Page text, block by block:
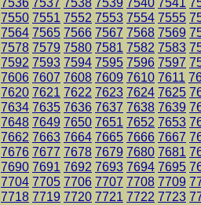
7550 7551 7552 7553 7554 7555
7564 7565 7566 7567 7568 7569
7578 7579 7580 7581 7582 7583
7592 7593 7594 7595 7596 7597
7606 7607 7608 7609 7610 7611
7620 7621 7622 7623 7624 7625
7634 7635 7636 7637 7638 7639
7648 7649 7650 7651 7652 7653
7662 7663 7664 7665 7666 7667
7676 7677 7678 7679 7680 7681
7690 7691 7692 7693 7694 7695
7704 7705 7706 7707 7708 7709
7718 7719 7720 7721 7722 7723